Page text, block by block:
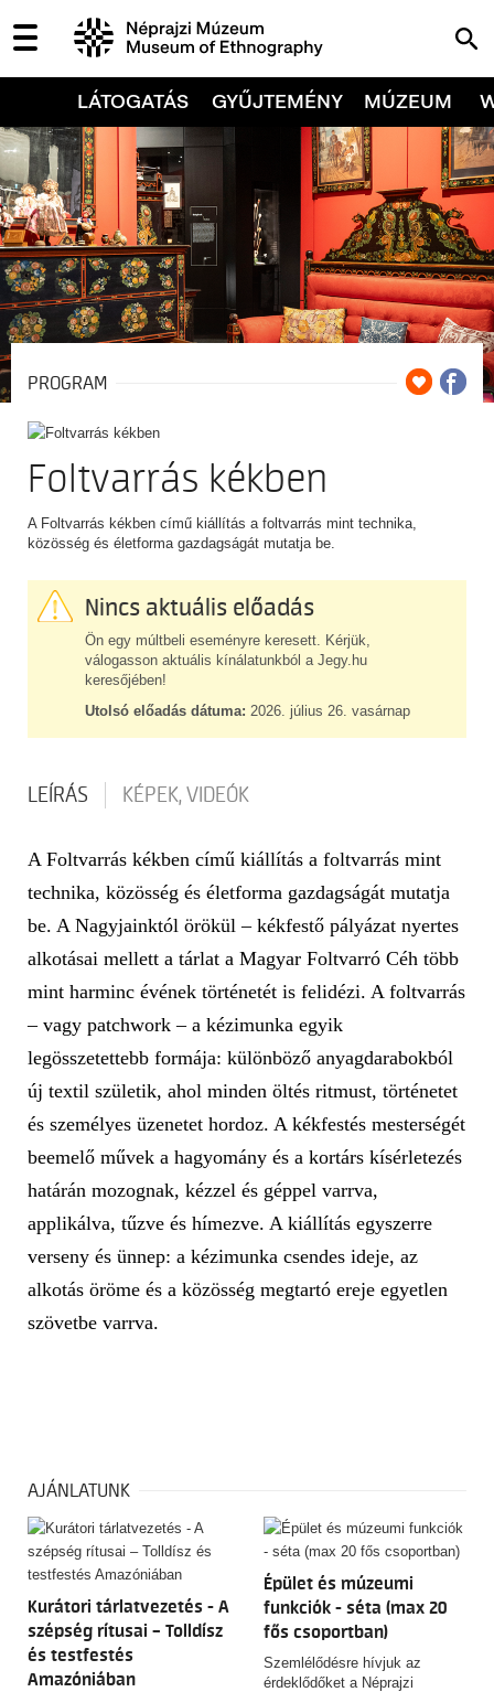
LÁTOGATÁS GYŰJTEMÉNY MÚZEUM
PROGRAM
Foltvarrás kékben
A Foltvarrás kékben című kiállítás a foltvarrás mint technika,
közösség és életforma gazdagságát mutatja be.
Nincs aktuális előadás
Ön egy múltbeli eseményre keresett. Kérjük,
válogasson aktuális kínálatunkból a Jegy.hu
keresőjében!
Utolsó előadás dátuma: 2026. július 26. vasárnap
LEÍRÁS KÉPEK, VIDEÓK
A Foltvarrás kékben című kiállítás a foltvarrás mint
technika, közösség és életforma gazdagságát mutatja
be. A Nagyjainktól örökül – kékfestő pályázat nyertes
alkotásai mellett a tárlat a Magyar Foltvarró Céh több
mint harminc évének történetét is felidézi. A foltvarrás
– vagy patchwork – a kézimunka egyik
legösszetettebb formája: különböző anyagdarabokból
új textil születik, ahol minden öltés ritmust, történetet
és személyes üzenetet hordoz. A kékfestés mesterségét
beemelő művek a hagyomány és a kortárs kísérletezés
határán mozognak, kézzel és géppel varrva,
applikálva, tűzve és hímezve. A kiállítás egyszerre
verseny és ünnep: a kézimunka csendes ideje, az
alkotás öröme és a közösség megtartó ereje egyetlen
szövetbe varrva.
AJÁNLATUNK
Kurátori tárlatvezetés - A
szépség rítusai – Tolldísz
és testfestés
Amazóniában
Épület és múzeumi
funkciók - séta (max 20
fős csoportban)
Szemlélődésre hívjuk az
érdeklődőket a Néprajzi